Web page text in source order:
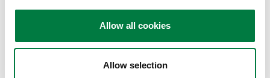
Allow all cookies
Allow selection
も緩やかに元の形状に戻る「形状記憶性」を持ち、加温
すると柔らかく冷やすと硬くなる「温度依存性」を併せ
持ちます。ヒトとモノとの接点をもっとやさしく、「ヒ
トに寄り添う」発想をベースに、三井化学グループの素